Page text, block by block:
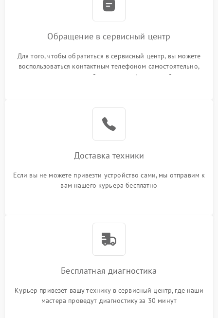
Обращение в сервисный центр
Для того, чтобы обратиться в сервисный центр, вы можете
воспользоваться контактным телефоном самостоятельно,
или оставить свой номер телефона на сайте
Доставка техники
Если вы не можете привезти устройство сами, мы отправим к
вам нашего курьера бесплатно
Бесплатная диагностика
Курьер привезет вашу технику в сервисный центр, где наши
мастера проведут диагностику за 30 минут